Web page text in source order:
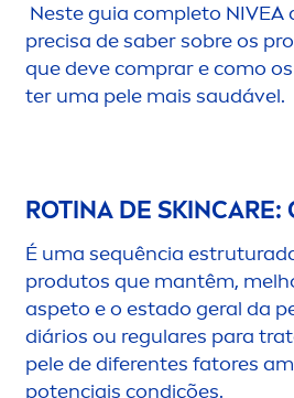
Neste guia completo NIVEA
precisa de saber sobre os
que deve comprar e como
ter uma pele mais saudável.
ROTINA DE SKINCARE:
É uma sequência
produtos que mantêm,
aspeto e o estado geral da
diários ou regulares para
pele de diferentes fatores
potenciais condições.